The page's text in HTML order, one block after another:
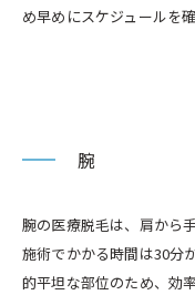
め早めにスケジュールを
腕
腕の医療脱毛は、肩から
施術でかかる時間は30分
的平坦な部位のため、効